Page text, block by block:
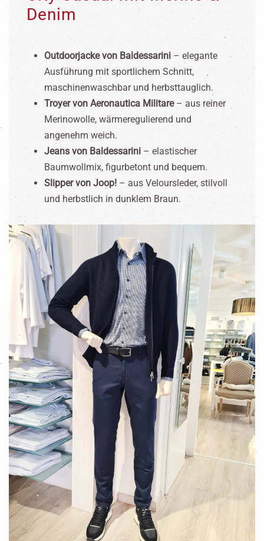
Denim
Outdoorjacke von Baldessarini – elegante
Ausführung mit sportlichem Schnitt,
maschinenwaschbar und herbsttauglich.
Troyer von Aeronautica Militare– aus reiner
Merinowolle, wärmeregulierend und
angenehm weich.
Jeans von Baldessarini – elastischer
Baumwollmix, figurbetont und bequem.
Slipper von Joop! – aus Veloursleder, stilvoll
und herbstlich in dunklem Braun.